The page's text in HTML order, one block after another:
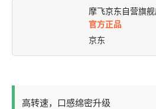
摩飞京东自营旗
官方正品
京东
高转速，口感绵密升级